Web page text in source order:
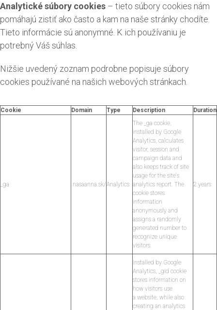
Analytické súbory cookies – tieto súbory cookies nám
pomáhajú zistiť ako často a kam na naše stránky chodíte.
Tieto informácie sú anonymné. K ich používaniu je
potrebný Váš súhlas.
Nižšie uvedený zoznam podrobne popisuje súbory
cookies používané na našich webových stránkach.
Cookie Domain Type Description Duration
_ga .nasaanna.sk/Analytics
The _ga cookie,
installed by Google
Analytics, calculates
visitor, session and
campaign data and
also keeps track of site
usage for the site's
analytics report. The
cookie stores
information
anonymously and
assigns a randomly
generated number to
recognize unique
visitors.
2 years
Installed by Google
Analytics, _gid cookie
stores information on
how visitors use
a website, while also
creating an analytics